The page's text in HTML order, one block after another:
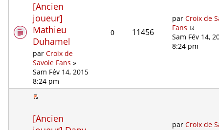
[Ancien
joueur]
Mathieu
Duhamel
parCroix de
Savoie Fans »
Sam Fév 14, 2015
8:24 pm
0 11456
parCroix de
Fans
Sam Fév 14,
8:24 pm
[Ancien
parCroix de